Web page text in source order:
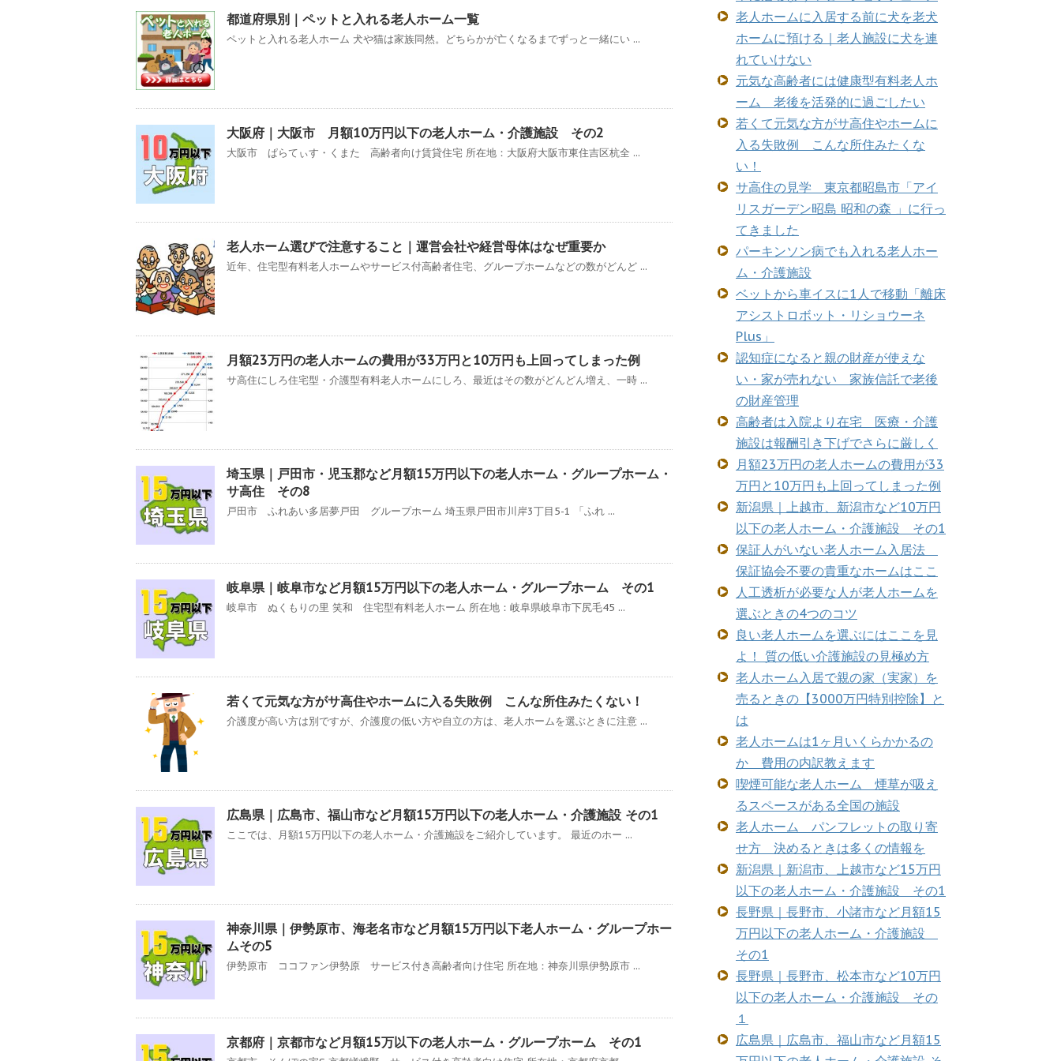
都道府県別｜ペットと入れる老人ホーム一覧
ペットと入れる老人ホーム 犬や猫は家族同然。どちらかが亡くなるまでずっと一緒にい ...
大阪府｜大阪市 月額10万円以下の老人ホーム・介護施設 その2
大阪市 ぱらてぃす・くまた 高齢者向け賃貸住宅 所在地：大阪府大阪市東住吉区杭全 ...
老人ホーム選びで注意すること｜運営会社や経営母体はなぜ重要か
近年、住宅型有料老人ホームやサービス付高齢者住宅、グループホームなどの数がどんど ...
月額23万円の老人ホームの費用が33万円と10万円も上回ってしまった例
サ高住にしろ住宅型・介護型有料老人ホームにしろ、最近はその数がどんどん増え、一時 ...
埼玉県｜戸田市・児玉郡など月額15万円以下の老人ホーム・グループホーム・
サ高住 その8
戸田市 ふれあい多居夢戸田 グループホーム 埼玉県戸田市川岸3丁目5-1 「ふれ ...
岐阜県｜岐阜市など月額15万円以下の老人ホーム・グループホーム その1
岐阜市 ぬくもりの里 笑和 住宅型有料老人ホーム 所在地：岐阜県岐阜市下尻毛45 ...
若くて元気な方がサ高住やホームに入る失敗例 こんな所住みたくない！
介護度が高い方は別ですが、介護度の低い方や自立の方は、老人ホームを選ぶときに注意 ...
広島県｜広島市、福山市など月額15万円以下の老人ホーム・介護施設 その1
ここでは、月額15万円以下の老人ホーム・介護施設をご紹介しています。 最近のホー ...
神奈川県｜伊勢原市、海老名市など月額15万円以下老人ホーム・グループホー
ムその5
伊勢原市 ココファン伊勢原 サービス付き高齢者向け住宅 所在地：神奈川県伊勢原市 ...
京都府｜京都市など月額15万以下の老人ホーム・グループホーム その1
老人ホームに入居する前に犬を老犬
ホームに預ける｜老人施設に犬を連
れていけない
元気な高齢者には健康型有料老人ホ
ーム 老後を活発的に過ごしたい
若くて元気な方がサ高住やホームに
入る失敗例 こんな所住みたくな
い！
サ高住の見学 東京都昭島市「アイ
リスガーデン昭島 昭和の森 」に行っ
てきました
パーキンソン病でも入れる老人ホー
ム・介護施設
ベットから車イスに1人で移動「離床
アシストロボット・リショウーネ
Plus」
認知症になると親の財産が使えな
い・家が売れない 家族信託で老後
の財産管理
高齢者は入院より在宅 医療・介護
施設は報酬引き下げでさらに厳しく
月額23万円の老人ホームの費用が33
万円と10万円も上回ってしまった例
新潟県｜上越市、新潟市など10万円
以下の老人ホーム・介護施設 その1
保証人がいない老人ホーム入居法
保証協会不要の貴重なホームはここ
人工透析が必要な人が老人ホームを
選ぶときの4つのコツ
良い老人ホームを選ぶにはここを見
よ！ 質の低い介護施設の見極め方
老人ホーム入居で親の家（実家）を
売るときの【3000万円特別控除】と
は
老人ホームは1ヶ月いくらかかるの
か 費用の内訳教えます
喫煙可能な老人ホーム 煙草が吸え
るスペースがある全国の施設
老人ホーム パンフレットの取り寄
せ方 決めるときは多くの情報を
新潟県｜新潟市、上越市など15万円
以下の老人ホーム・介護施設 その1
長野県｜長野市、小諸市など月額15
万円以下の老人ホーム・介護施設
その1
長野県｜長野市、松本市など10万円
以下の老人ホーム・介護施設 その
１
広島県｜広島市、福山市など月額15